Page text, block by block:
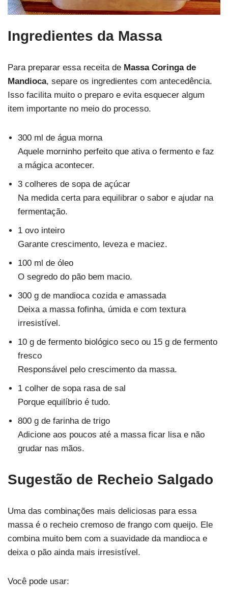
Ingredientes da Massa
Para preparar essa receita de Massa Coringa de
Mandioca, separe os ingredientes com antecedência.
Isso facilita muito o preparo e evita esquecer algum
item importante no meio do processo.
300 ml de água morna
Aquele morninho perfeito que ativa o fermento e faz
a mágica acontecer.
3 colheres de sopa de açúcar
Na medida certa para equilibrar o sabor e ajudar na
fermentação.
1 ovo inteiro
Garante crescimento, leveza e maciez.
100 ml de óleo
O segredo do pão bem macio.
300 g de mandioca cozida e amassada
Deixa a massa fofinha, úmida e com textura
irresistível.
10 g de fermento biológico seco ou 15 g de fermento
fresco
Responsável pelo crescimento da massa.
1 colher de sopa rasa de sal
Porque equilíbrio é tudo.
800 g de farinha de trigo
Adicione aos poucos até a massa ficar lisa e não
grudar nas mãos.
Sugestão de Recheio Salgado
Uma das combinações mais deliciosas para essa
massa é o recheio cremoso de frango com queijo. Ele
combina muito bem com a suavidade da mandioca e
deixa o pão ainda mais irresistível.
Você pode usar: